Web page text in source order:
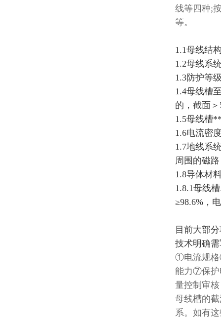
线等四种;
等。
1.1母线结
1.2母线系
1.3防护等
1.4母线槽
的，截面
1.5母线槽
1.6电流密
1.7地线系
周围的磁
1.8导体材
1.8.1母线
≥98.6%，
目前大部
技术明确
①电流规格
能力⑦保护
量控制审
母线槽的
系。如有